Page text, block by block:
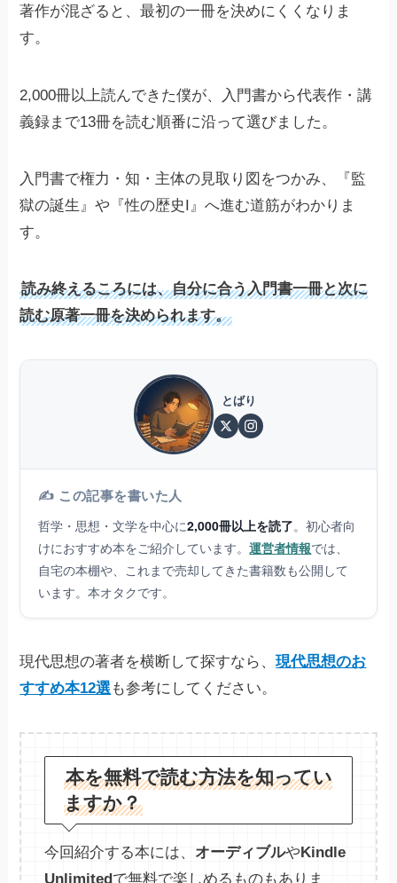
著作が混ざると、最初の一冊を決めにくくなりま
す。
2,000冊以上読んできた僕が、入門書から代表作・講
義録まで13冊を読む順番に沿って選びました。
入門書で権力・知・主体の見取り図をつかみ、『監
獄の誕生』や『性の歴史I』へ進む道筋がわかりま
す。
読み終えるころには、自分に合う入門書一冊と次に
読む原著一冊を決められます。
とばり
✍️ この記事を書いた人
哲学・思想・文学を中心に2,000冊以上を読了。初心者向
けにおすすめ本をご紹介しています。運営者情報では、
自宅の本棚や、これまで売却してきた書籍数も公開して
います。本オタクです。
現代思想の著者を横断して探すなら、現代思想のお
すすめ本12選 も参考にしてください。
本を無料で読む方法を知ってい
ますか？
今回紹介する本には、 オーディブルや Kindle
Unlimited で無料で楽しめるものもありま